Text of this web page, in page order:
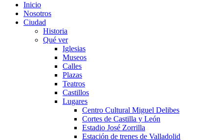
Inicio
Nosotros
Ciudad
Historia
Qué ver
Iglesias
Museos
Calles
Plazas
Teatros
Castillos
Lugares
Centro Cultural Miguel Delibes
Cortes de Castilla y León
Estadio José Zorrilla
Estación de trenes de Valladolid